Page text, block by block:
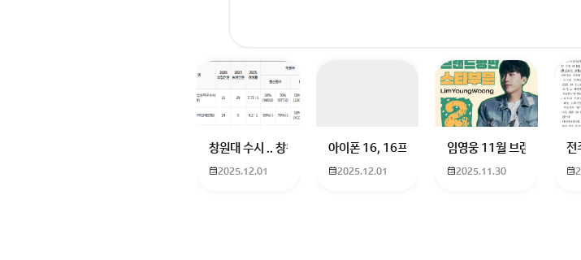
창원대 수시 .. 창원대를 목표로 하고 있는 09년생입니다 지금 제 내신이 5등급
2025.12.01
아이폰 16, 16프로 케이스 호환 가능한가요? 16을
2025.12.01
임영웅 11월 브랜드평판 순
2025.11.30
전